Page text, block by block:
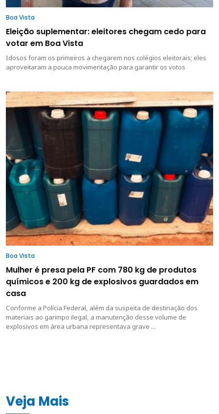
Boa Vista
Eleição suplementar: eleitores chegam cedo para
votar em Boa Vista
Idosos foram os primeiros a chegarem nos colégios eleitorais; eles
aproveitaram a pouca movimentação para garantir os votos
Boa Vista
Mulher é presa pela PF com 780 kg de produtos
químicos e 200 kg de explosivos guardados em
casa
Conforme a Polícia Federal, além da suspeita de destinação dos
materiais ao garimpo ilegal, a manutenção desse volume de
explosivos em área urbana representava grave ...
Veja Mais